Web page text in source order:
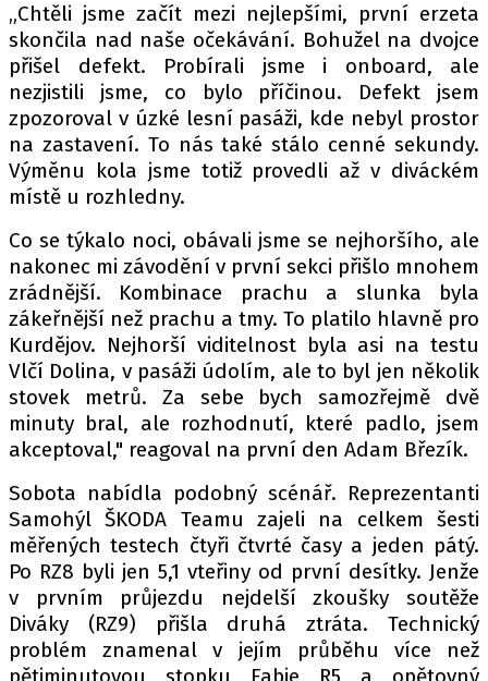
„Chtěli jsme začít mezi nejlepšími, první erzeta
skončila nad naše očekávání. Bohužel na dvojce
přišel defekt. Probírali jsme i onboard, ale
nezjistili jsme, co bylo příčinou. Defekt jsem
zpozoroval v úzké lesní pasáži, kde nebyl prostor
na zastavení. To nás také stálo cenné sekundy.
Výměnu kola jsme totiž provedli až v diváckém
místě u rozhledny.
Co se týkalo noci, obávali jsme se nejhoršího, ale
nakonec mi závodění v první sekci přišlo mnohem
zrádnější. Kombinace prachu a slunka byla
zákeřnější než prachu a tmy. To platilo hlavně pro
Kurdějov. Nejhorší viditelnost byla asi na testu
Vlčí Dolina, v pasáži údolím, ale to byl jen několik
stovek metrů. Za sebe bych samozřejmě dvě
minuty bral, ale rozhodnutí, které padlo, jsem
akceptoval," reagoval na první den Adam Březík.
Sobota nabídla podobný scénář. Reprezentanti
Samohýl ŠKODA Teamu zajeli na celkem šesti
měřených testech čtyři čtvrté časy a jeden pátý.
Po RZ8 byli jen 5,1 vteřiny od první desítky. Jenže
v prvním průjezdu nejdelší zkoušky soutěže
Diváky (RZ9) přišla druhá ztráta. Technický
problém znamenal v jejím průběhu více než